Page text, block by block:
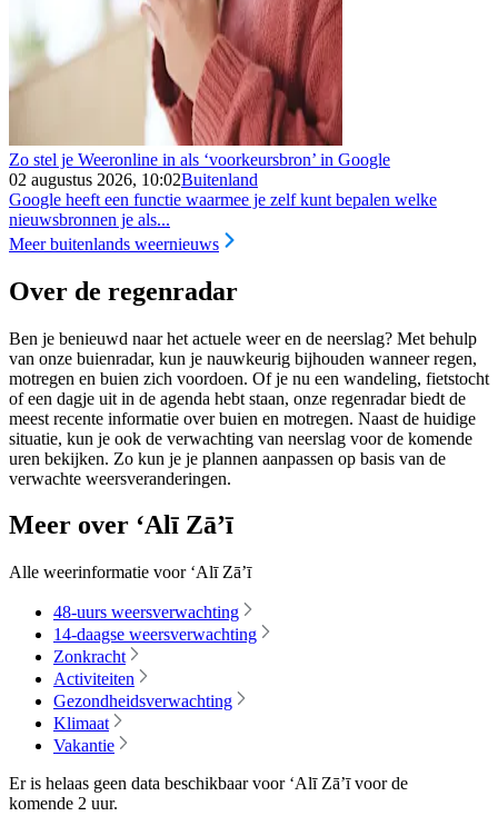
Zo stel je Weeronline in als ‘voorkeursbron’ in Google
02 augustus 2026, 10:02Buitenland
Google heeft een functie waarmee je zelf kunt bepalen welke
nieuwsbronnen je als...
Meer buitenlands weernieuws
Over de regenradar
Ben je benieuwd naar het actuele weer en de neerslag? Met behulp
van onze buienradar, kun je nauwkeurig bijhouden wanneer regen,
motregen en buien zich voordoen. Of je nu een wandeling, fietstocht
of een dagje uit in de agenda hebt staan, onze regenradar biedt de
meest recente informatie over buien en motregen. Naast de huidige
situatie, kun je ook de verwachting van neerslag voor de komende
uren bekijken. Zo kun je je plannen aanpassen op basis van de
verwachte weersveranderingen.
Meer over ‘Alī Zā’ī
Alle weerinformatie voor ‘Alī Zā’ī
48-uurs weersverwachting
14-daagse weersverwachting
Zonkracht
Activiteiten
Gezondheidsverwachting
Klimaat
Vakantie
Er is helaas geen data beschikbaar voor ‘Alī Zā’ī voor de
komende 2 uur.